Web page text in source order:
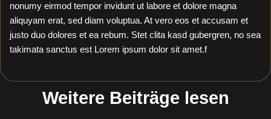
nonumy eirmod tempor invidunt ut labore et dolore magna
aliquyam erat, sed diam voluptua. At vero eos et accusam et
justo duo dolores et ea rebum. Stet clita kasd gubergren, no sea
takimata sanctus est Lorem ipsum dolor sit amet.f
Weitere Beiträge lesen